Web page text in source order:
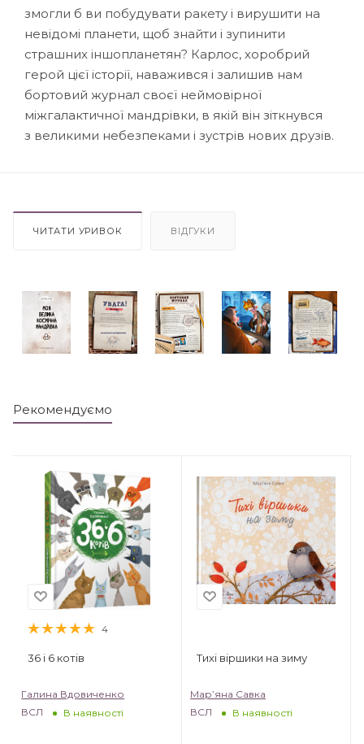
змогли б ви побудувати ракету і вирушити на
невідомі планети, щоб знайти і зупинити
страшних іншопланетян? Карлос, хоробрий
герой цієї історії, наважився і залишив нам
бортовий журнал своєї неймовірної
міжгалактичної мандрівки, в якій він зіткнувся
з великими небезпеками і зустрів нових друзів.
ЧИТАТИ УРИВОК ВІДГУКИ
Рекомендуємо
4
36 і 6 котів
Галина Вдовиченко
ВСЛ
В наявності
Тихі віршики на зиму
Мар’яна Савка
ВСЛ
В наявності